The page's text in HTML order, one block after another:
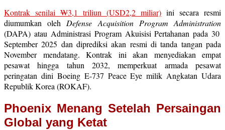
Kontrak senilai ₩3,1 triliun (USD2,2 miliar) ini secara resmi
diumumkan olehDefense Acquisition Program Administration
(DAPA) atau Administrasi Program Akuisisi Pertahanan pada 30
September 2025 dan diprediksi akan resmi di tanda tangan pada
November mendatang. Kontrak ini akan menyediakan empat
pesawat hingga tahun 2032, memperkuat armada pesawat
peringatan dini Boeing E-737 Peace Eye milik Angkatan Udara
Republik Korea (ROKAF).
Phoenix Menang Setelah Persaingan
Global yang Ketat